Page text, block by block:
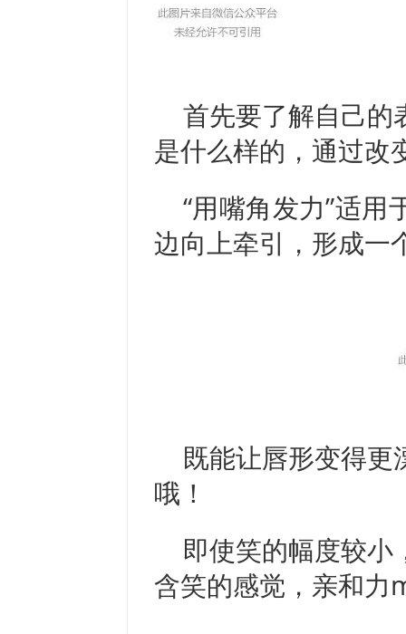
首先要了解自己的
是什么样的，通过改
“用嘴角发力”适
边向上牵引，形成一
既能让唇形变得
哦！
即使笑的幅度较小
含笑的感觉，亲和力